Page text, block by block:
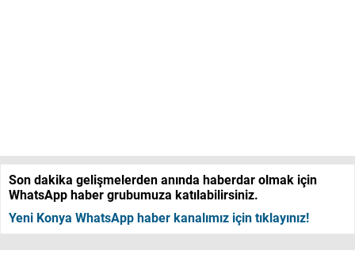
Son dakika gelişmelerden anında haberdar olmak için
WhatsApp haber grubumuza katılabilirsiniz.
Yeni Konya WhatsApp haber kanalımız için tıklayınız!